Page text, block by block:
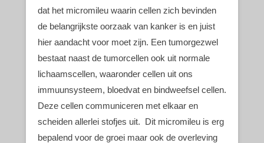
dat het micromileu waarin cellen zich bevinden
de belangrijkste oorzaak van kanker is en juist
hier aandacht voor moet zijn. Een tumorgezwel
bestaat naast de tumorcellen ook uit normale
lichaamscellen, waaronder cellen uit ons
immuunsysteem, bloedvat en bindweefsel cellen.
Deze cellen communiceren met elkaar en
scheiden allerlei stofjes uit. Dit micromileu is erg
bepalend voor de groei maar ook de overleving